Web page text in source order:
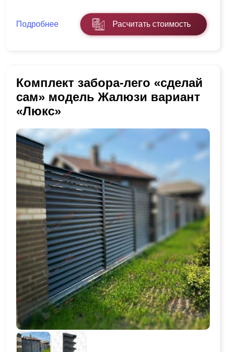
Подробнее Расчитать стоимость
Комплект забора-лего «сделай
сам» модель Жалюзи вариант
«Люкс»